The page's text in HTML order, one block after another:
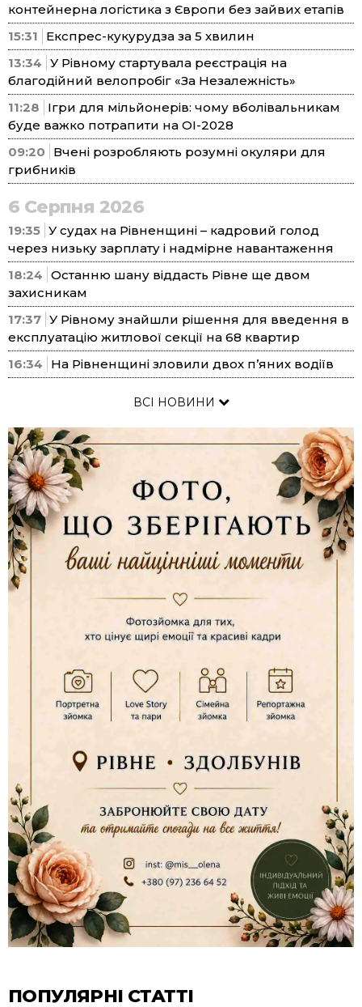
контейнерна логістика з Європи без зайвих етапів
15:31
Експрес-кукурудза за 5 хвилин
13:34 У Рівному стартувала реєстрація на
благодійний велопробіг «За Незалежність»
11:28
Ігри для мільйонерів: чому вболівальникам
буде важко потрапити на ОІ-2028
09:20
Вчені розробляють розумні окуляри для
грибників
6 Серпня 2026
19:35 У судах на Рівненщині – кадровий голод
через низьку зарплату і надмірне навантаження
18:24 Останню шану віддасть Рівне ще двом
захисникам
17:37 У Рівному знайшли рішення для введення в
експлуатацію житлової секції на 68 квартир
16:34
На Рівненщині зловили двох п’яних водіїв
ВСІ НОВИНИ
ПОПУЛЯРНІ СТАТТІ